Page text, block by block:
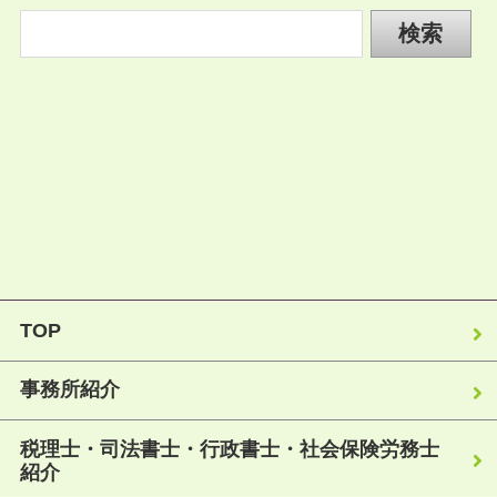
TOP
事務所紹介
税理士・司法書士・行政書士・社会保険労務士
紹介